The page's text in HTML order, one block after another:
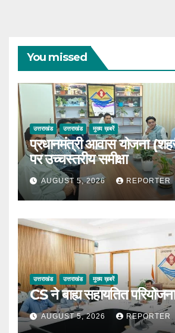
You missed
उत्तराखंड उत्तराखंड मुख्य ख़बरें
प्रधानमंत्री आवास योजना
पर उच्चस्तरीय समीक्षा
AUGUST 5, 2026 REPORTER
उत्तराखंड उत्तराखंड मुख्य ख़बरें
CS ने बाह्य सहायतित
AUGUST 5, 2026 REPORTER